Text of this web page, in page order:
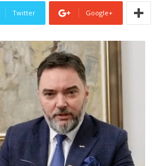
Twitter Google+